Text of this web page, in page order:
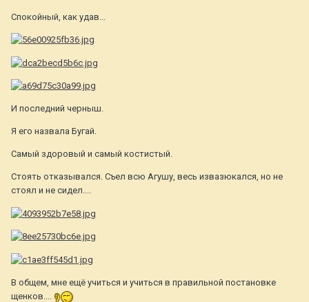
Спокойный, как удав...
И последний черныш.
Я его назвала Бугай.
Самый здоровый и самый костистый.
Стоять отказывался. Съел всю Агушу, весь извазюкался, но не
стоял и не сидел....
В общем, мне ещё учиться и учиться в правильной постановке
щенков....